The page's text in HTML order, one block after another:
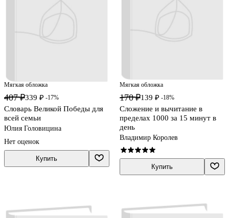
Мягкая обложка
407 ₽339 ₽ -17%
Словарь Великой Победы для
всей семьи
Юлия Головицина
Нет оценок
Купить
Мягкая обложка
170 ₽139 ₽ -18%
Сложение и вычитание в
пределах 1000 за 15 минут в
день
Владимир Королев
Купить